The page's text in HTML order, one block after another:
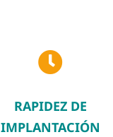
RAPIDEZ DE
IMPLANTACIÓN